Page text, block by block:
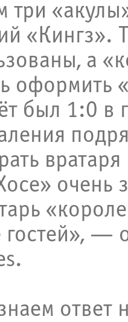
три
«Кингз».
а
оформить
был 1:0 в
вратаря
гостей», —
ответ